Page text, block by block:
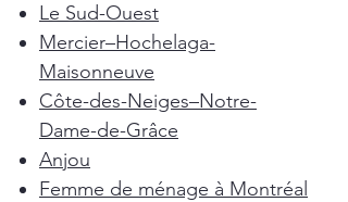
Le Sud-Ouest
Mercier–Hochelaga-
Maisonneuve
Côte-des-Neiges–Notre-
Dame-de-Grâce
Anjou
Femme de ménage à Montréal